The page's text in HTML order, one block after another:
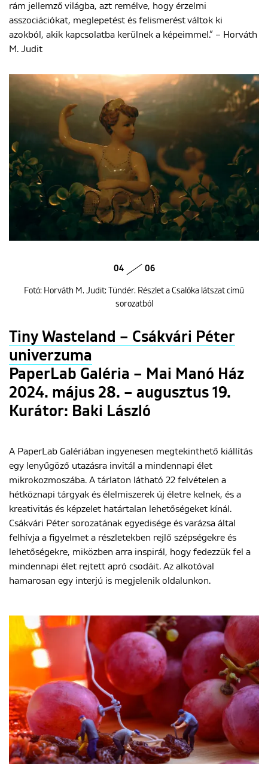
rám jellemző világba, azt remélve, hogy érzelmi
asszociációkat, meglepetést és felismerést váltok ki
azokból, akik kapcsolatba kerülnek a képeimmel.” – Horváth
M. Judit
04 06
Fotó: Horváth M. Judit: Tündér. Részlet a Csalóka látszat című
sorozatból
Tiny Wasteland – Csákvári Péter
univerzuma
PaperLab Galéria – Mai Manó Ház
2024. május 28. – augusztus 19.
Kurátor: Baki László
A PaperLab Galériában ingyenesen megtekinthető kiállítás
egy lenyűgöző utazásra invitál a mindennapi élet
mikrokozmoszába. A tárlaton látható 22 felvételen a
hétköznapi tárgyak és élelmiszerek új életre kelnek, és a
kreativitás és képzelet határtalan lehetőségeket kínál.
Csákvári Péter sorozatának egyedisége és varázsa által
felhívja a figyelmet a részletekben rejlő szépségekre és
lehetőségekre, miközben arra inspirál, hogy fedezzük fel a
mindennapi élet rejtett apró csodáit. Az alkotóval
hamarosan egy interjú is megjelenik oldalunkon.